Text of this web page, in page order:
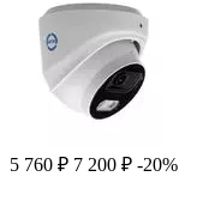
5 760 ₽ 7 200 ₽ -20%